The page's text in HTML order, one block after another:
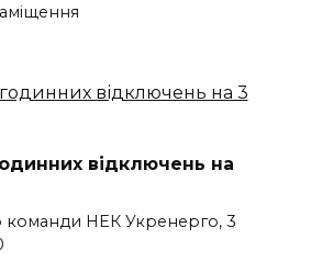
відключень на
команди НЕК Укренерго, 3